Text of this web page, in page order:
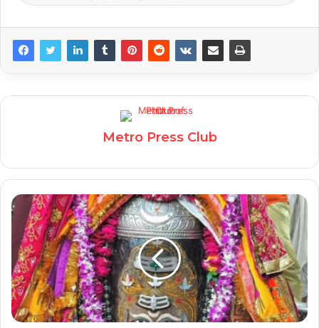
Metro Press Club